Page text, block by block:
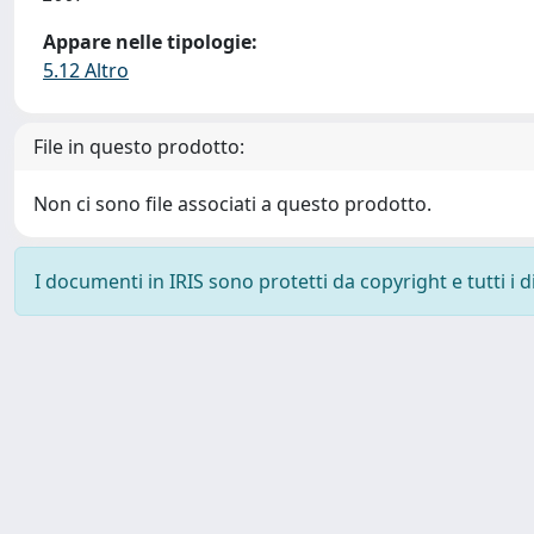
Appare nelle tipologie:
5.12 Altro
File in questo prodotto:
Non ci sono file associati a questo prodotto.
I documenti in IRIS sono protetti da copyright e tutti i